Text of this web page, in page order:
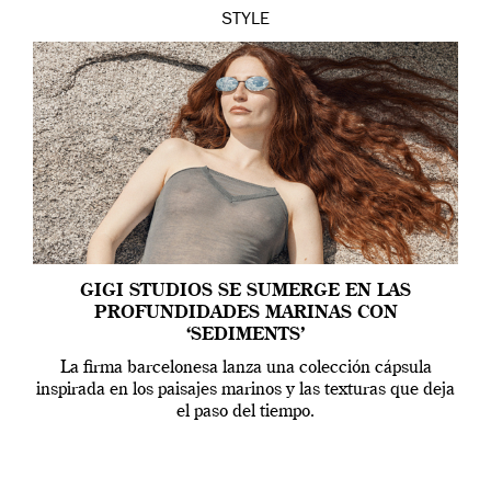
STYLE
GIGI STUDIOS SE SUMERGE EN LAS
PROFUNDIDADES MARINAS CON
‘SEDIMENTS’
La firma barcelonesa lanza una colección cápsula
inspirada en los paisajes marinos y las texturas que deja
el paso del tiempo.